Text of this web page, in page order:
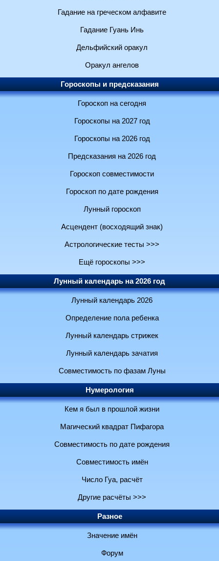
Гадание на греческом алфавите
Гадание Гуань Инь
Дельфийский оракул
Оракул ангелов
Гороскопы и предсказания
Гороскоп на сегодня
Гороскопы на 2027 год
Гороскопы на 2026 год
Предсказания на 2026 год
Гороскоп совместимости
Гороскоп по дате рождения
Лунный гороскоп
Асцендент (восходящий знак)
Астрологические тесты >>>
Ещё гороскопы >>>
Лунный календарь на 2026 год
Лунный календарь 2026
Определение пола ребенка
Лунный календарь стрижек
Лунный календарь зачатия
Совместимость по фазам Луны
Нумерология
Кем я был в прошлой жизни
Магический квадрат Пифагора
Совместимость по дате рождения
Совместимость имён
Число Гуа, расчёт
Другие расчёты >>>
Разное
Значение имён
Форум